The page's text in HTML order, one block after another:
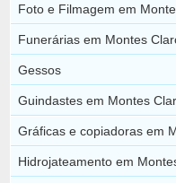
Foto e Filmagem em
Funerárias em Montes
Gessos
Guindastes em Montes
Gráficas e copiadoras em
Hidrojateamento em